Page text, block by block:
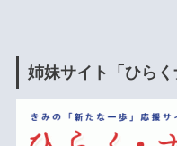
姉妹サイト「ひらく